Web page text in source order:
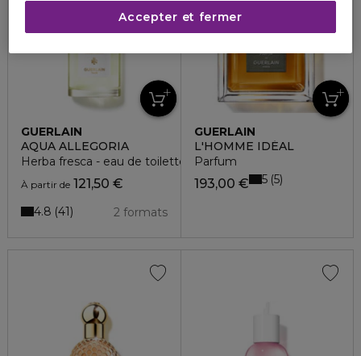
GUERLAIN
AQUA ALLEGORIA
Herba fresca - eau de toilette
À partir de 121,50 €
2 formats
4.8 41
GUERLAIN
L'HOMME IDÉAL
Parfum
193,00 € 5 5
Accepter et fermer